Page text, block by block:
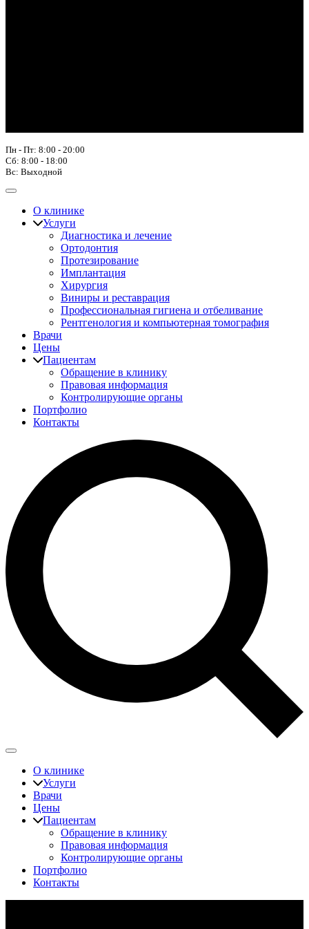
Пн - Пт: 8:00 - 20:00
Сб: 8:00 - 18:00
Вс: Выходной
О клинике
Услуги
Диагностика и лечение
Ортодонтия
Протезирование
Имплантация
Хирургия
Виниры и реставрация
Профессиональная гигиена и отбеливание
Рентгенология и компьютерная томография
Врачи
Цены
Пациентам
Обращение в клинику
Правовая информация
Контролирующие органы
Портфолио
Контакты
О клинике
Услуги
Врачи
Цены
Пациентам
Обращение в клинику
Правовая информация
Контролирующие органы
Портфолио
Контакты